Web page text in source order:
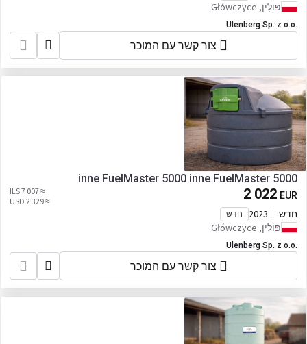
פּוֹלִין, Główczyce
Ulenberg Sp. z o.o.
צור קשר עם המוכר
inne FuelMaster 5000 inne FuelMaster 5000
2 022 EUR
≈ 7 007 ILS
≈ 2 329 USD
חדש 2023 חדש
פּוֹלִין, Główczyce
Ulenberg Sp. z o.o.
צור קשר עם המוכר